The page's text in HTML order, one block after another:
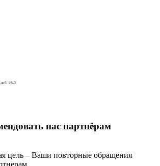
нас партнёрам
цель – Ваши повторные обращения